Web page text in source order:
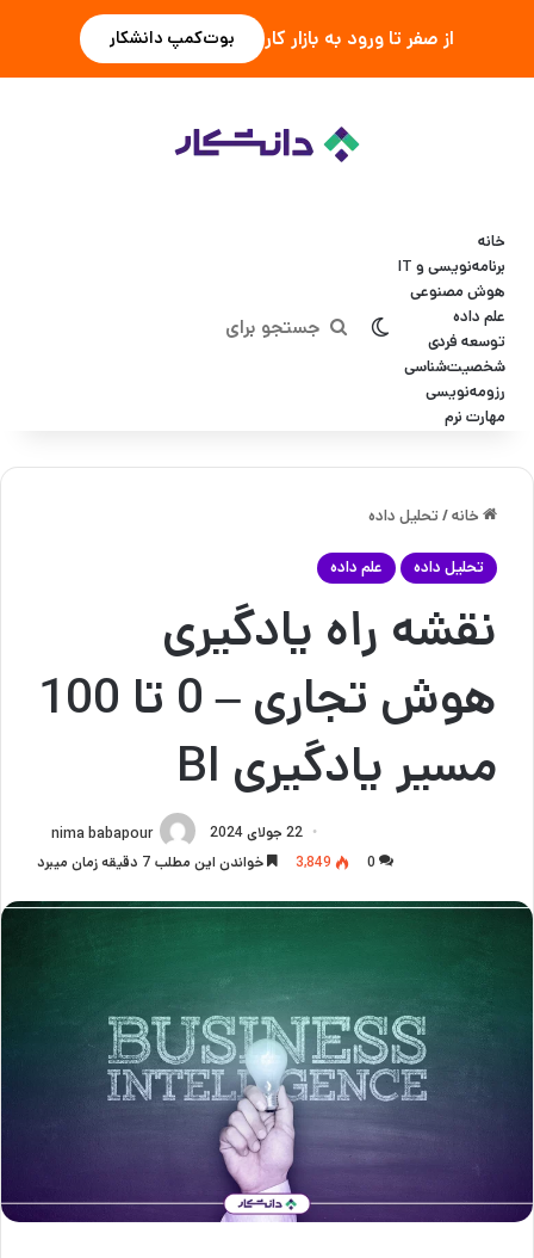
از صفر تا ورود به بازار کار بوت‌کمپ دانشکار
خانه
برنامه‌نویسی و IT
هوش مصنوعی
علم داده
توسعه فردی
شخصیت‌شناسی
رزومه‌نویسی
مهارت نرم
تغییر پوسته
جستجو
خانه/ تحلیل داده
تحلیل داده علم داده
نقشه راه یادگیری
هوش تجاری – 0 تا 100
مسیر یادگیری BI
nima babapour
22 جولای 2024
0
3,849 خواندن این مطلب 7 دقیقه زمان میبرد